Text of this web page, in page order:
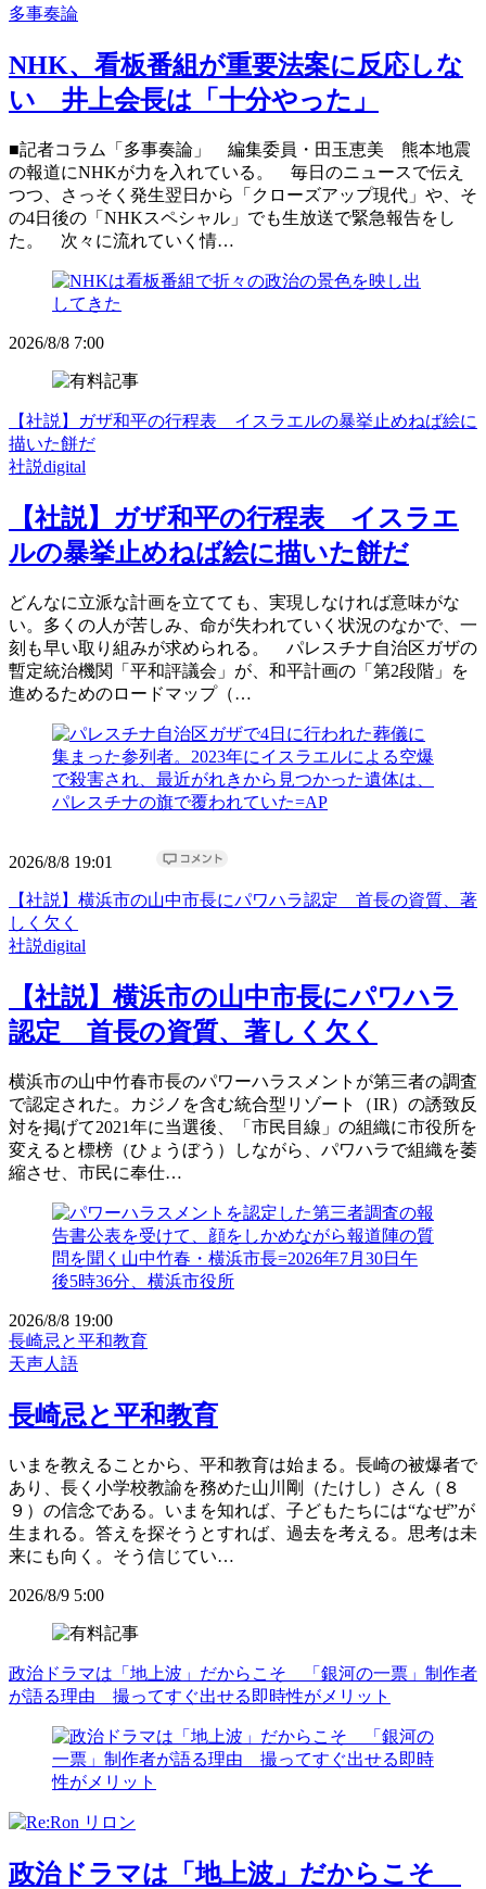
多事奏論
NHK、看板番組が重要法案に反応しな
い 井上会長は「十分やった」
■記者コラム「多事奏論」 編集委員・田玉恵美 熊本地震
の報道にNHKが力を入れている。 毎日のニュースで伝え
つつ、さっそく発生翌日から「クローズアップ現代」や、そ
の4日後の「NHKスペシャル」でも生放送で緊急報告をし
た。 次々に流れていく情…
2026/8/8 7:00
【社説】ガザ和平の行程表 イスラエルの暴挙止めねば絵に
描いた餅だ
社説digital
【社説】ガザ和平の行程表 イスラエ
ルの暴挙止めねば絵に描いた餅だ
どんなに立派な計画を立てても、実現しなければ意味がな
い。多くの人が苦しみ、命が失われていく状況のなかで、一
刻も早い取り組みが求められる。 パレスチナ自治区ガザの
暫定統治機関「平和評議会」が、和平計画の「第2段階」を
進めるためのロードマップ（…
2026/8/8 19:01
【社説】横浜市の山中市長にパワハラ認定 首長の資質、著
しく欠く
社説digital
【社説】横浜市の山中市長にパワハラ
認定 首長の資質、著しく欠く
横浜市の山中竹春市長のパワーハラスメントが第三者の調査
で認定された。カジノを含む統合型リゾート（IR）の誘致反
対を掲げて2021年に当選後、「市民目線」の組織に市役所を
変えると標榜（ひょうぼう）しながら、パワハラで組織を萎
縮させ、市民に奉仕…
2026/8/8 19:00
長崎忌と平和教育
天声人語
長崎忌と平和教育
いまを教えることから、平和教育は始まる。長崎の被爆者で
あり、長く小学校教諭を務めた山川剛（たけし）さん（８
９）の信念である。いまを知れば、子どもたちには“なぜ”が
生まれる。答えを探そうとすれば、過去を考える。思考は未
来にも向く。そう信じてい…
2026/8/9 5:00
政治ドラマは「地上波」だからこそ 「銀河の一票」制作者
が語る理由 撮ってすぐ出せる即時性がメリット
政治ドラマは「地上波」だからこそ